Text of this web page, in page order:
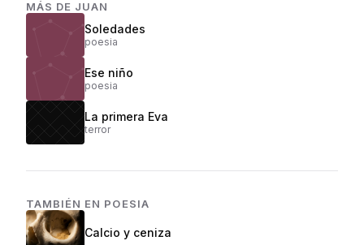
MÁS DE JUAN
Soledades
poesia
Ese niño
poesia
La primera Eva
terror
TAMBIÉN EN POESIA
Calcio y ceniza